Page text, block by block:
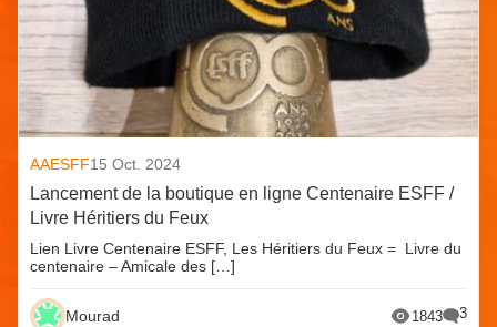
AAESFF15 Oct. 2024
Lancement de la boutique en ligne Centenaire ESFF /
Livre Héritiers du Feux
Lien Livre Centenaire ESFF, Les Héritiers du Feux = Livre du
centenaire – Amicale des […]
Mourad 1843 3